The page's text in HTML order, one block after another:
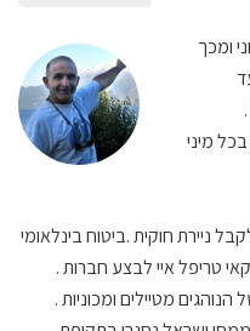
ומכך
מיני
ניירת חוקית .ביטוח בינלאומי
טריפל איי לבצע חברות .
מטיילים ומכוניות .